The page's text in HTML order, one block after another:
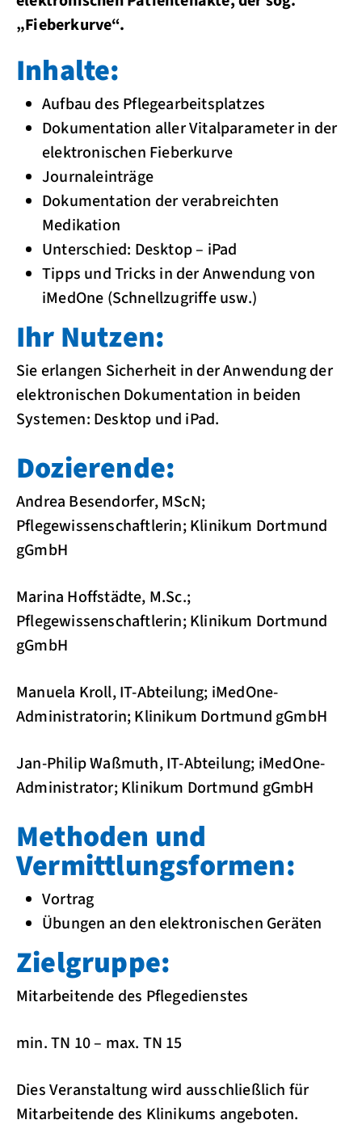
„Fieberkurve“.
Inhalte:
Aufbau des Pflegearbeitsplatzes
Dokumentation aller Vitalparameter in der
elektronischen Fieberkurve
Journaleinträge
Dokumentation der verabreichten
Medikation
Unterschied: Desktop – iPad
Tipps und Tricks in der Anwendung von
iMedOne (Schnellzugriffe usw.)
Ihr Nutzen:
Sie erlangen Sicherheit in der Anwendung der
elektronischen Dokumentation in beiden
Systemen: Desktop und iPad.
Dozierende:
Andrea Besendorfer, MScN;
Pflegewissenschaftlerin; Klinikum Dortmund
gGmbH
Marina Hoffstädte, M.Sc.;
Pflegewissenschaftlerin; Klinikum Dortmund
gGmbH
Manuela Kroll, IT-Abteilung; iMedOne-
Administratorin; Klinikum Dortmund gGmbH
Jan-Philip Waßmuth, IT-Abteilung; iMedOne-
Administrator; Klinikum Dortmund gGmbH
Methoden und
Vermittlungsformen:
Vortrag
Übungen an den elektronischen Geräten
Zielgruppe:
Mitarbeitende des Pflegedienstes
min. TN 10 – max. TN 15
Dies Veranstaltung wird ausschließlich für
Mitarbeitende des Klinikums angeboten.